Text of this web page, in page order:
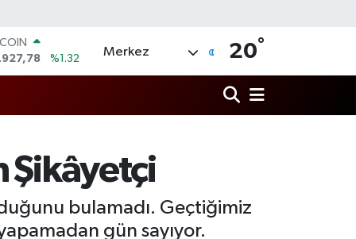
%1.32
%0.16
ALTIN
%0.54
%11
Merkez 20°
Şikâyetçi
bulamadı. Geçtiğimiz
gün sayıyor.